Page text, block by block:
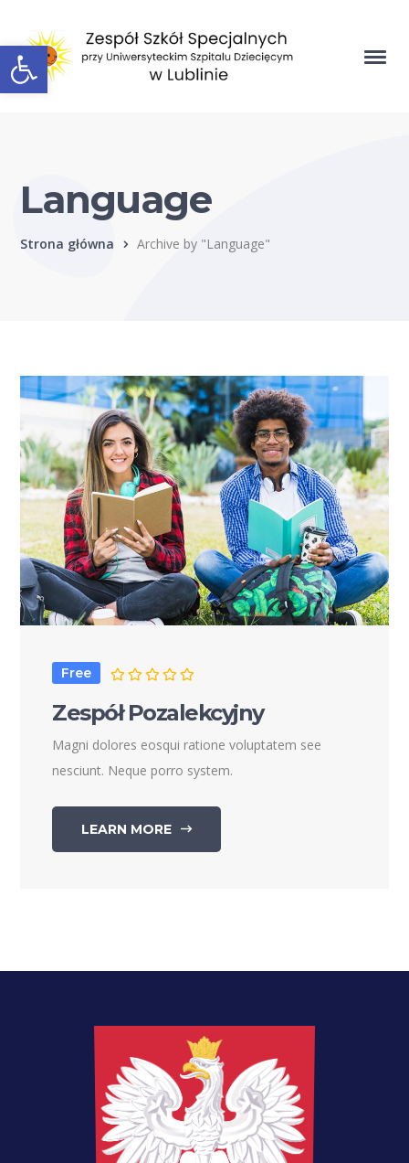
Open toolbar
Language
Strona główna Archive by "Language"
Free
Zespół Pozalekcyjny
Magni dolores eosqui ratione voluptatem see
nesciunt. Neque porro system.
LEARN MORE